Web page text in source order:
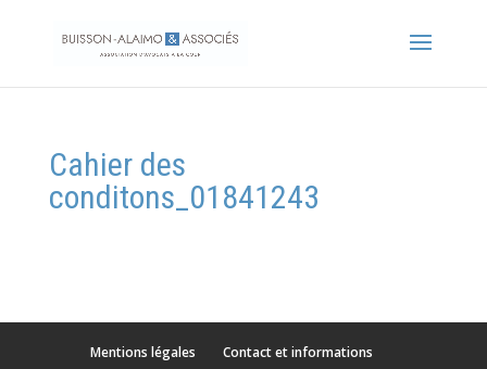
Cahier des
conditons_01841243
Mentions légales
Contact et informations